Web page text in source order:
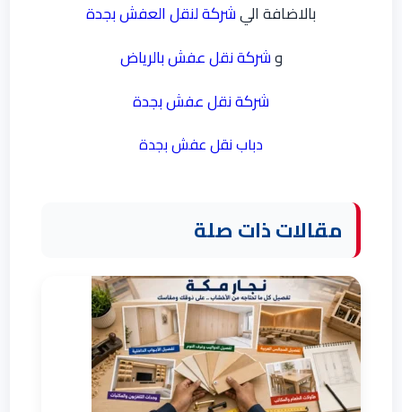
بالاضافة اليشركة لنقل العفش بجدة
وشركة نقل عفش بالرياض
شركة نقل عفش بجدة
دباب نقل عفش بجدة
مقالات ذات صلة